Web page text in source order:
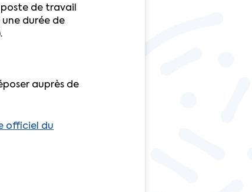
poste de travail
une durée de
auprès de
officiel du